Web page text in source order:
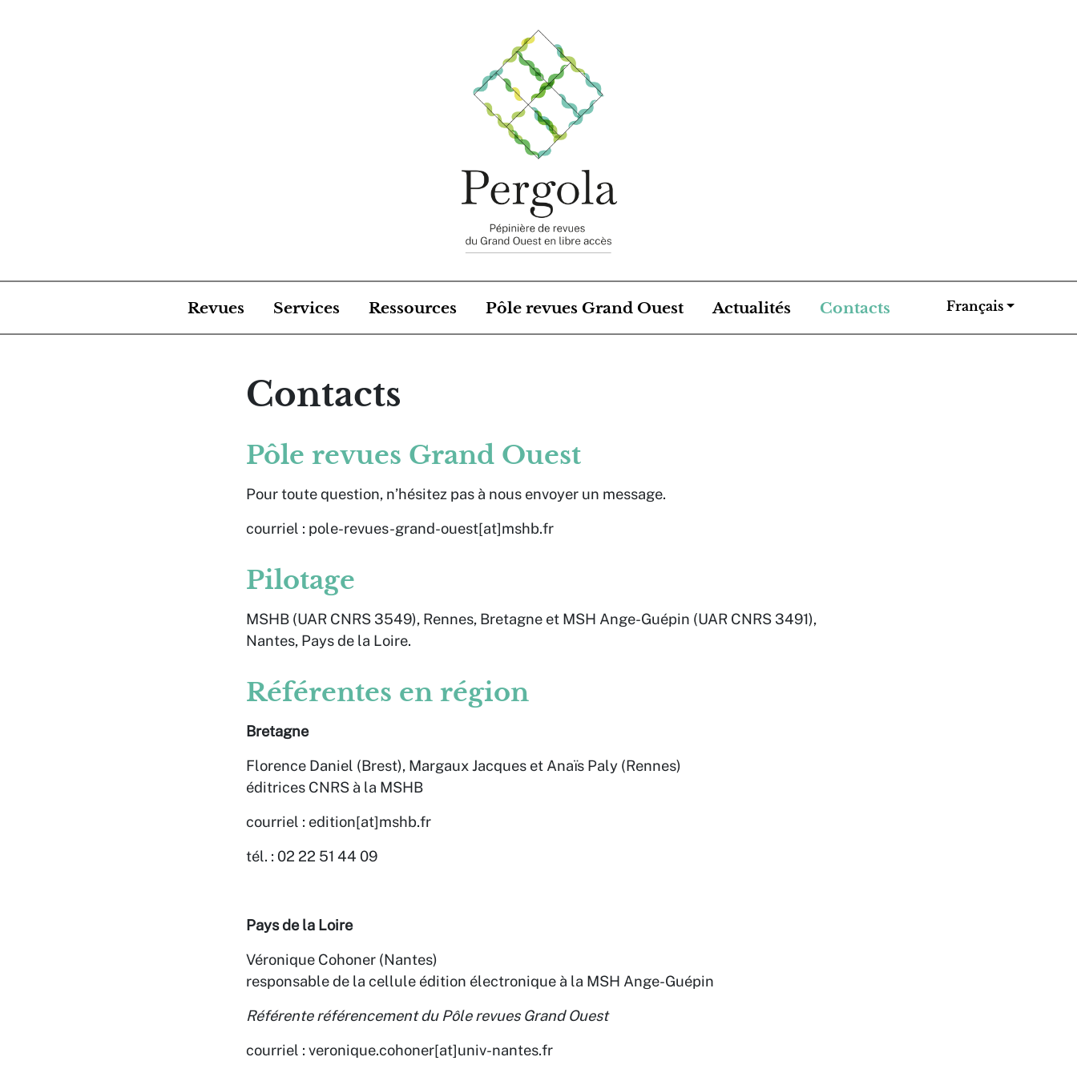
Revues Services Ressources Pôle revues Grand Ouest Actualités Contacts Français
Contacts
Pôle revues Grand Ouest
Pour toute question, n’hésitez pas à nous envoyer un message.
courriel : pole-revues-grand-ouest[at]mshb.fr
Pilotage
MSHB (UAR CNRS 3549), Rennes, Bretagne et MSH Ange-Guépin (UAR CNRS 3491),
Nantes, Pays de la Loire.
Référentes en région
Bretagne
Florence Daniel (Brest), Margaux Jacques et Anaïs Paly (Rennes)
éditrices CNRS à la MSHB
courriel : edition[at]mshb.fr
tél. : 02 22 51 44 09
Pays de la Loire
Véronique Cohoner (Nantes)
responsable de la cellule édition électronique à la MSH Ange-Guépin
Référente référencement du Pôle revues Grand Ouest
courriel : veronique.cohoner[at]univ-nantes.fr